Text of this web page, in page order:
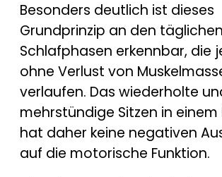
Besonders deutlich ist dieses
Grundprinzip an den täglichen
Schlafphasen erkennbar, die
ohne Verlust von
verlaufen. Das wiederholte
mehrstündige Sitzen in einem
hat daher keine negativen
auf die motorische Funktion.